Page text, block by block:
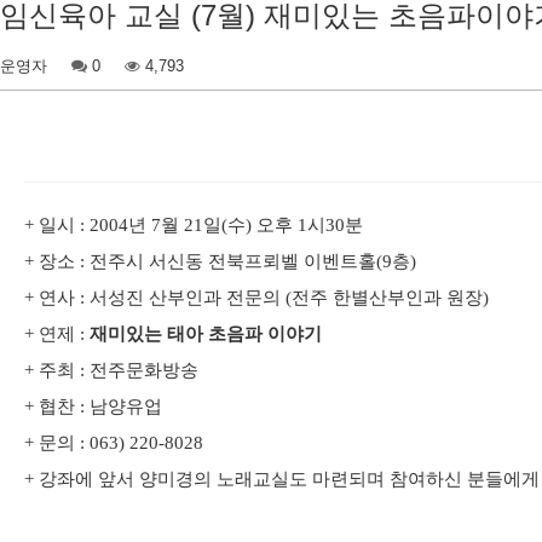
임신육아 교실 (7월) 재미있는 초음파이야
운영자 0 4,793
+ 일시 : 2004년 7월 21일(수) 오후 1시30분
+ 장소 : 전주시 서신동 전북프뢰벨 이벤트홀(9층)
+ 연사 : 서성진 산부인과 전문의 (전주 한별산부인과 원장)
+ 연제 : 재미있는 태아 초음파 이야기
+ 주최 : 전주문화방송
+ 협찬 : 남양유업
+ 문의 : 063) 220-8028
+ 강좌에 앞서 양미경의 노래교실도 마련되며 참여하신 분들에